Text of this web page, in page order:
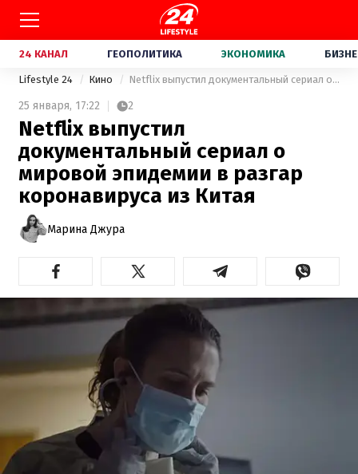
24 КАНАЛ ГЕОПОЛИТИКА ЭКОНОМИКА
Lifestyle 24 Кино Netflix выпустил документальный сериал о мировой эпидемии в разгар коронавируса из Китая
25 января, 17:22 2
Netflix выпустил
документальный сериал о
мировой эпидемии в разгар
коронавируса из Китая
Марина Джура